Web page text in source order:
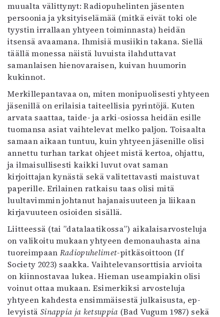
muualta välittynyt: Radiopuhelinten jäsenten
persoonia ja yksityiselämää (mitkä eivät toki ole
tyystin irrallaan yhtyeen toiminnasta) heidän
itsensä avaamana. Ihmisiä musiikin takana. Siellä
täällä monessa näistä luvuista ilahduttavat
samanlaisen hienovaraisen, kuivan huumorin
kukinnot.
Merkillepantavaa on, miten monipuolisesti yhtyeen
jäsenillä on erilaisia taiteellisia pyrintöjä. Kuten
arvata saattaa, taide- ja arki-osiossa heidän esille
tuomansa asiat vaihtelevat melko paljon. Toisaalta
samaan aikaan tuntuu, kuin yhtyeen jäsenille olisi
annettu turhan tarkat ohjeet mistä kertoa, ohjattu,
ja ilmaisullisesti kaikki luvut ovat saman
kirjoittajan kynästä sekä valitettavasti maistuvat
paperille. Erilainen ratkaisu taas olisi mitä
luultavimmin johtanut hajanaisuuteen ja liikaan
kirjavuuteen osioiden sisällä.
Liitteessä (tai ”datalaatikossa”) aikalaisarvosteluja
on valikoitu mukaan yhtyeen demonauhasta aina
tuoreimpaan Radiopuhelimet-pitkäsoittoon (If
Society 2023) saakka. Vaihtelevansorttisia arvioita
on kiinnostavaa lukea. Hieman useampiakin olisi
voinut ottaa mukaan. Esimerkiksi arvosteluja
yhtyeen kahdesta ensimmäisestä julkaisusta, ep-
levyistä Sinappia ja ketsuppia (Bad Vugum 1987) sekä